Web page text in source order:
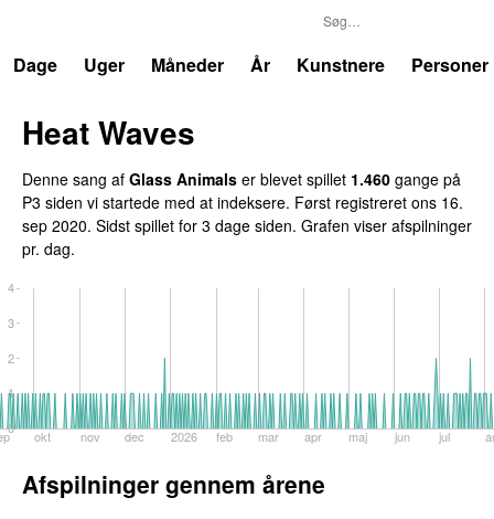
Dage
Uger Måneder År Kunstnere Personer
Heat Waves
Denne sang af Glass Animals er blevet spillet 1.460 gange på
P3 siden vi startede med at indeksere. Først registreret ons 16.
sep 2020. Sidst spillet for 3 dage siden. Grafen viser afspilninger
pr. dag.
okt nov dec 2026 feb mar apr maj jun jul
0
1
2
3
4
Afspilninger gennem årene